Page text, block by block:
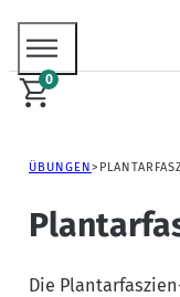
0
ÜBUNGEN
Die